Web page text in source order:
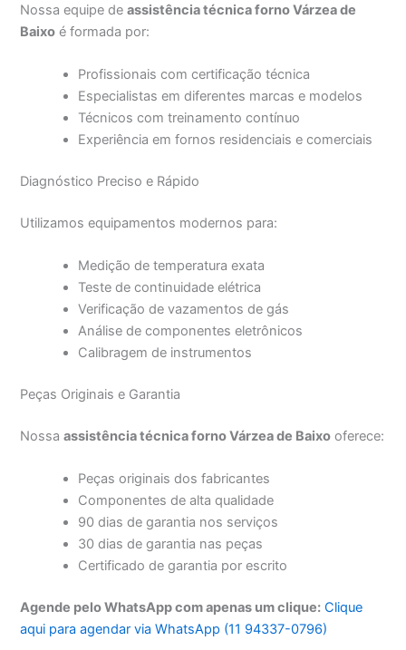
Nossa equipe deassistência técnica forno Várzea de
Baixo é formada por:
Profissionais com certificação técnica
Especialistas em diferentes marcas e modelos
Técnicos com treinamento contínuo
Experiência em fornos residenciais e comerciais
Diagnóstico Preciso e Rápido
Utilizamos equipamentos modernos para:
Medição de temperatura exata
Teste de continuidade elétrica
Verificação de vazamentos de gás
Análise de componentes eletrônicos
Calibragem de instrumentos
Peças Originais e Garantia
Nossaassistência técnica forno Várzea de Baixo oferece:
Peças originais dos fabricantes
Componentes de alta qualidade
90 dias de garantia nos serviços
30 dias de garantia nas peças
Certificado de garantia por escrito
Agende pelo WhatsApp com apenas um clique: Clique
aqui para agendar via WhatsApp (11 94337-0796)